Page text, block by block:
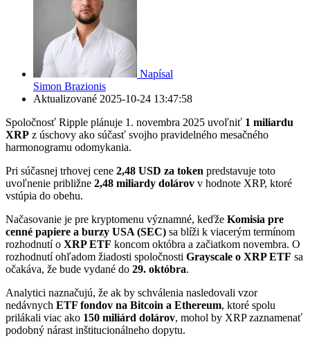
Napísal
Simon Brazionis
Aktualizované 2025-10-24 13:47:58
Spoločnosť Ripple plánuje 1. novembra 2025 uvoľniť 1 miliardu
XRP z úschovy ako súčasť svojho pravidelného mesačného
harmonogramu odomykania.
Pri súčasnej trhovej cene 2,48 USD za token predstavuje toto
uvoľnenie približne 2,48 miliardy dolárov v hodnote XRP, ktoré
vstúpia do obehu.
Načasovanie je pre kryptomenu významné, keďže Komisia pre
cenné papiere a burzy USA (SEC) sa blíži k viacerým termínom
rozhodnutí o XRP ETF koncom októbra a začiatkom novembra. O
rozhodnutí ohľadom žiadosti spoločnosti Grayscale o XRP ETF sa
očakáva, že bude vydané do 29. októbra.
Analytici naznačujú, že ak by schválenia nasledovali vzor
nedávnych ETF fondov na Bitcoin a Ethereum, ktoré spolu
prilákali viac ako 150 miliárd dolárov, mohol by XRP zaznamenať
podobný nárast inštitucionálneho dopytu.